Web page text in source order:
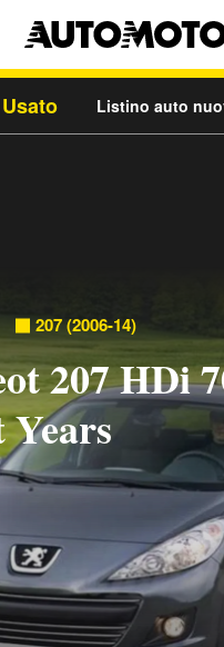
Listino auto
207 (2006-14)
207 HDi
Years